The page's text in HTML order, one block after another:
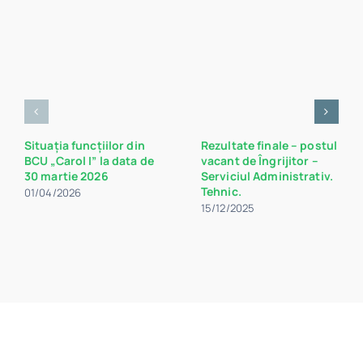
Situația funcțiilor din
BCU „Carol I” la data de
30 martie 2026
01/04/2026
Rezultate finale – postul
vacant de Îngrijitor –
Serviciul Administrativ.
Tehnic.
15/12/2025